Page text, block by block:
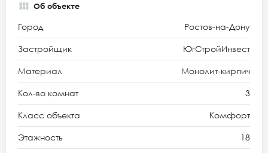
Об объекте
Город Ростов-на-Дону
Застройщик ЮгСтройИнвест
Материал Монолит-кирпич
Кол-во комнат 3
Класс объекта Комфорт
Этажность 18